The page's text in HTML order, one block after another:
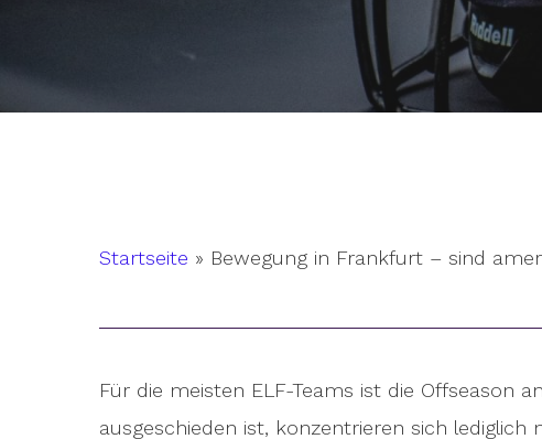
Hit enter to search or ESC to close
Startseite » Bewegung in Frankfurt – sind
Für die meisten ELF-Teams ist die Offseason
ausgeschieden ist, konzentrieren sich